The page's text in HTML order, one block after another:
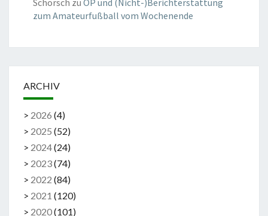
zum Amateurfußball vom Wochenende
ARCHIV
> 2026 (4)
> 2025 (52)
> 2024(24)
> 2023(74)
> 2022 (84)
> 2021 (120)
> 2020(101)